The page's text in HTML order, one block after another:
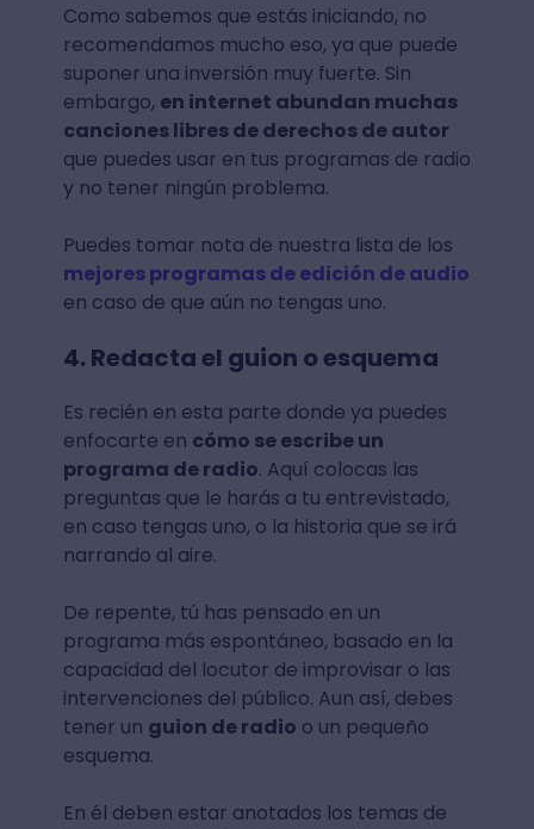
Como sabemos que estás iniciando, no
recomendamos mucho eso, ya que puede
suponer una inversión muy fuerte. Sin
embargo, en internet abundan muchas
canciones libres de derechos de autor
que puedes usar en tus programas de radio
y no tener ningún problema.
Puedes tomar nota de nuestra lista de los
mejores programas de edición de audio
en caso de que aún no tengas uno.
4. Redacta el guion o esquema
Es recién en esta parte donde ya puedes
enfocarte en cómo se escribe un
programa de radio. Aquí colocas las
preguntas que le harás a tu entrevistado,
en caso tengas uno, o la historia que se irá
narrando al aire.
De repente, tú has pensado en un
programa más espontáneo, basado en la
capacidad del locutor de improvisar o las
intervenciones del público. Aun así, debes
tener un guion de radio o un pequeño
esquema.
En él deben estar anotados los temas de